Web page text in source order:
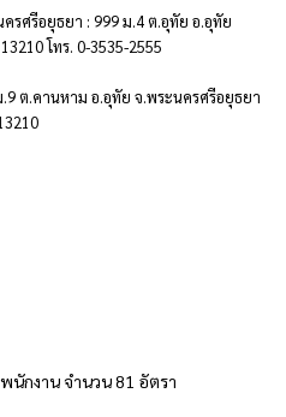
รศรีอยุธยา : 999 ม.4 ต.อุทัย อ.อุทัย
โทร. 0-3535-2555
ต.คานหาม อ.อุทัย จ.พระนครศรีอยุธยา
กงาน จำนวน 81 อัตรา